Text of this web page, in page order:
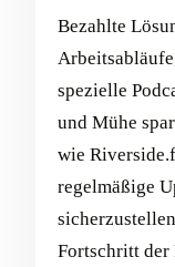
Bezahlte
spezielle
und Mühe
wie
regelmäßige
Fortschritt der